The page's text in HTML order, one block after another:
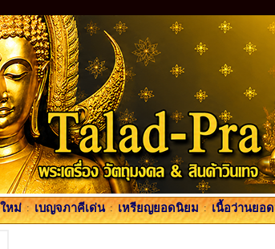
หม่ : เบญจภาคีเด่น : เหรียญยอดนิยม : เนื้อว่านยอ